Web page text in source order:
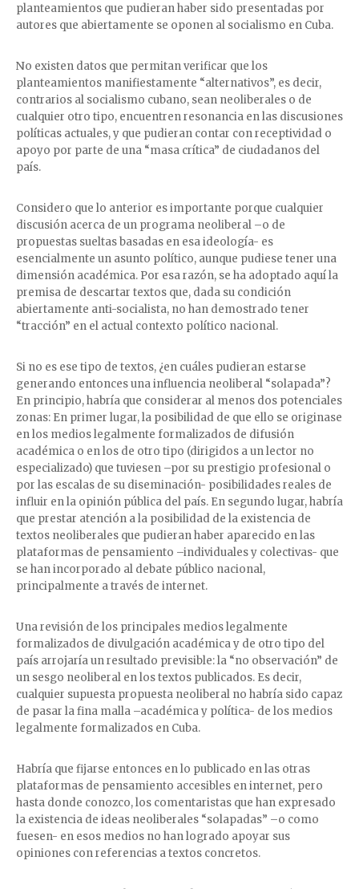
planteamientos que pudieran haber sido presentadas por
autores que abiertamente se oponen al socialismo en Cuba.
No existen datos que permitan verificar que los
planteamientos manifiestamente “alternativos”, es decir,
contrarios al socialismo cubano, sean neoliberales o de
cualquier otro tipo, encuentren resonancia en las discusiones
políticas actuales, y que pudieran contar con receptividad o
apoyo por parte de una “masa crítica” de ciudadanos del
país.
Considero que lo anterior es importante porque cualquier
discusión acerca de un programa neoliberal –o de
propuestas sueltas basadas en esa ideología- es
esencialmente un asunto político, aunque pudiese tener una
dimensión académica. Por esa razón, se ha adoptado aquí la
premisa de descartar textos que, dada su condición
abiertamente anti-socialista, no han demostrado tener
“tracción” en el actual contexto político nacional.
Si no es ese tipo de textos, ¿en cuáles pudieran estarse
generando entonces una influencia neoliberal “solapada”?
En principio, habría que considerar al menos dos potenciales
zonas: En primer lugar, la posibilidad de que ello se originase
en los medios legalmente formalizados de difusión
académica o en los de otro tipo (dirigidos a un lector no
especializado) que tuviesen –por su prestigio profesional o
por las escalas de su diseminación- posibilidades reales de
influir en la opinión pública del país. En segundo lugar, habría
que prestar atención a la posibilidad de la existencia de
textos neoliberales que pudieran haber aparecido en las
plataformas de pensamiento –individuales y colectivas- que
se han incorporado al debate público nacional,
principalmente a través de internet.
Una revisión de los principales medios legalmente
formalizados de divulgación académica y de otro tipo del
país arrojaría un resultado previsible: la “no observación” de
un sesgo neoliberal en los textos publicados. Es decir,
cualquier supuesta propuesta neoliberal no habría sido capaz
de pasar la fina malla –académica y política- de los medios
legalmente formalizados en Cuba.
Habría que fijarse entonces en lo publicado en las otras
plataformas de pensamiento accesibles en internet, pero
hasta donde conozco, los comentaristas que han expresado
la existencia de ideas neoliberales “solapadas” –o como
fuesen- en esos medios no han logrado apoyar sus
opiniones con referencias a textos concretos.